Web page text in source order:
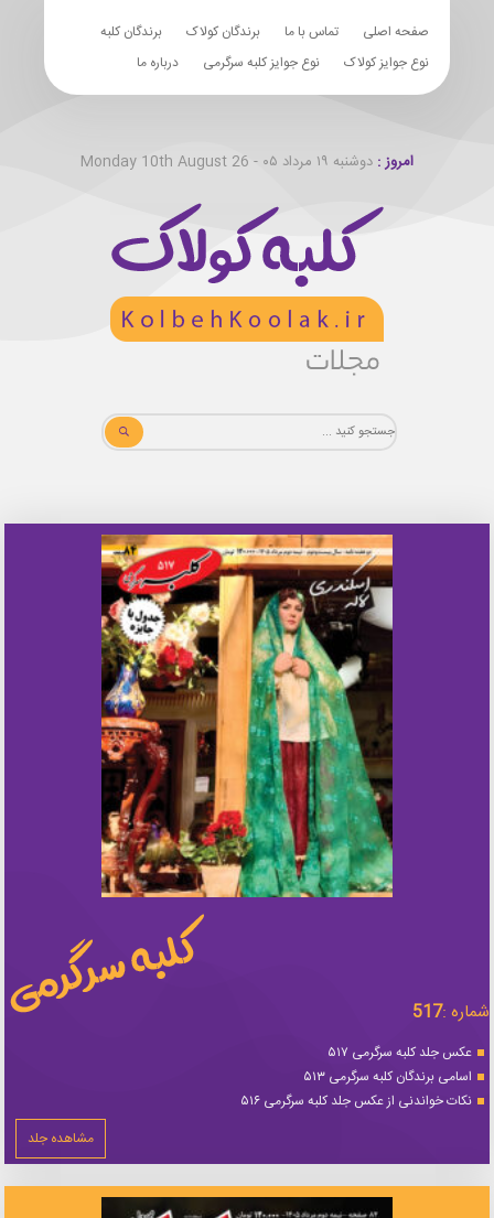
صفحه اصلی تماس با ما برندگان کولاک
برندگان کلبه
نوع جوایز کولاک
نوع جوایز کلبه سرگرمی درباره ما
امروز : دوشنبه ۱۹ مرداد ۰۵ - Monday 10th August 26
شماره :517
عکس جلد کلبه سرگرمی ۵۱۷
اسامی برندگان کلبه سرگرمی ۵۱۳
نکات خواندنی از عکس جلد کلبه سرگرمی ۵۱۶
مشاهده جلد